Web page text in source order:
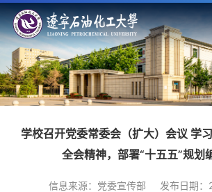
学校召开党委常委会（扩大）会议 学
全会精神，部署“十五五”规划
信息来源：党委宣传部
发布日期